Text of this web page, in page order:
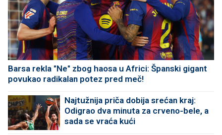
Barsa rekla "Ne" zbog haosa u Africi: Španski gigant
povukao radikalan potez pred meč!
Najtužnija priča dobija srećan kraj:
Odigrao dva minuta za crveno-bele, a
sada se vraća kući